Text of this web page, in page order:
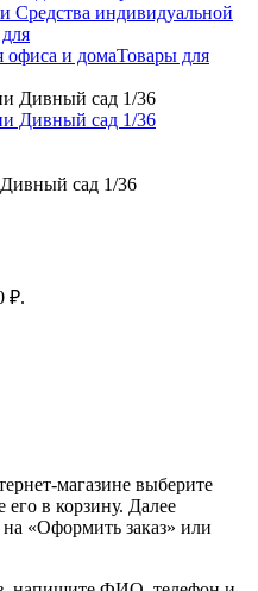
Средства индивидуальной
офиса и домаТовары для
Дивный сад 1/36
сад 1/36
₽.
магазине выберите
в корзину. Далее
«Оформить заказ» или